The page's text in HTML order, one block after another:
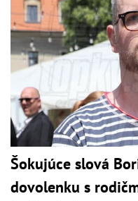
Šokujúce slová
dovolenku s